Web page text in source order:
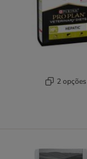
2 opções